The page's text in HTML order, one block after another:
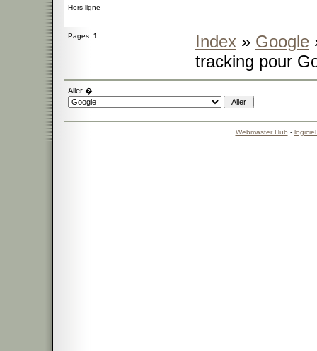
Hors ligne
Pages: 1 Index » Google
tracking pour
Aller �
Webmaster Hub -